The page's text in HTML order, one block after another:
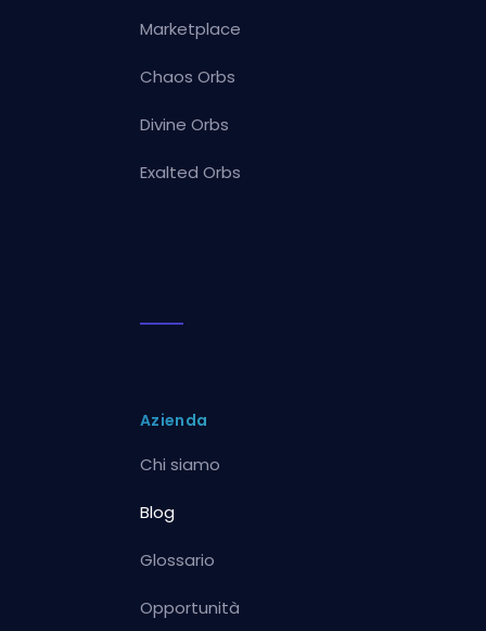
Marketplace
Chaos Orbs
Divine Orbs
Exalted Orbs
Azienda
Chi siamo
Blog
Glossario
Opportunità